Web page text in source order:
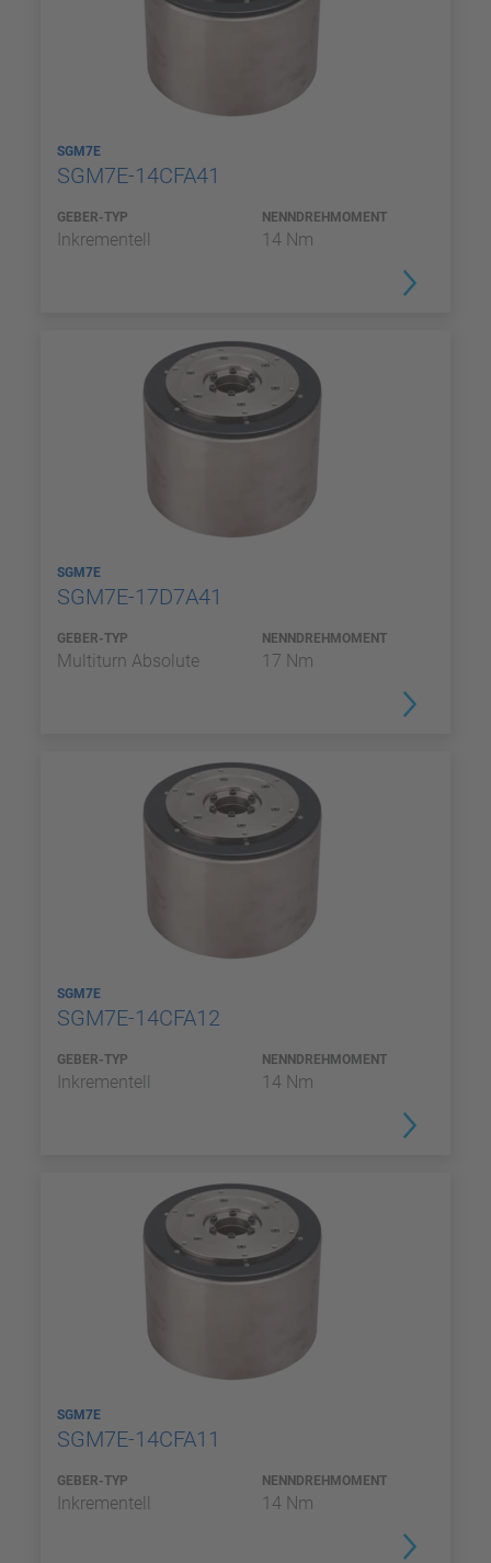
SGM7E
SGM7E-14CFA41
GEBER-TYP
Inkrementell
NENNDREHMOMENT
14 Nm
SGM7E
SGM7E-17D7A41
GEBER-TYP
Multiturn Absolute
NENNDREHMOMENT
17 Nm
SGM7E
SGM7E-14CFA12
GEBER-TYP
Inkrementell
NENNDREHMOMENT
14 Nm
SGM7E
SGM7E-14CFA11
GEBER-TYP
Inkrementell
NENNDREHMOMENT
14 Nm